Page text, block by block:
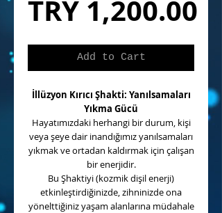
TRY 1,200.00
Add to Cart
İllüzyon Kırıcı Şhakti: Yanılsamaları
Yıkma Gücü
Hayatımızdaki herhangi bir durum, kişi
veya şeye dair inandığımız yanılsamaları
yıkmak ve ortadan kaldırmak için çalışan
bir enerjidir.
Bu Şhaktiyi (kozmik dişil enerji)
etkinleştirdiğinizde, zihninizde ona
yönelttiğiniz yaşam alanlarına müdahale